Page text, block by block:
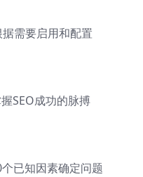
需要启用和配置
SEO成功的脉搏
已知因素确定问题